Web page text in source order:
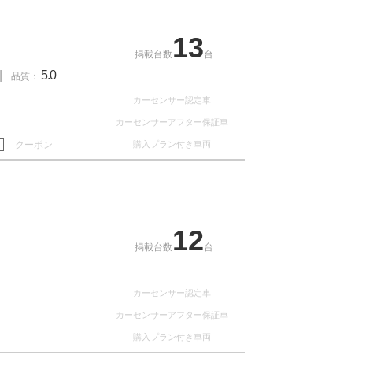
品質： 5.0
クーポン
掲載台数 13台
カーセンサー認定車
カーセンサーアフター保証車
購入プラン付き車両
掲載台数 12台
カーセンサー認定車
カーセンサーアフター保証車
購入プラン付き車両